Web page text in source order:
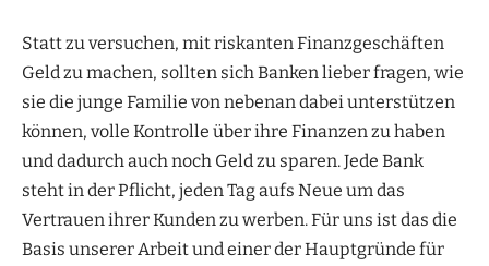
Statt zu versuchen, mit riskanten Finanzgeschäften
Geld zu machen, sollten sich Banken lieber fragen, wie
sie die junge Familie von nebenan dabei unterstützen
können, volle Kontrolle über ihre Finanzen zu haben
und dadurch auch noch Geld zu sparen. Jede Bank
steht in der Pflicht, jeden Tag aufs Neue um das
Vertrauen ihrer Kunden zu werben. Für uns ist das die
Basis unserer Arbeit und einer der Hauptgründe für